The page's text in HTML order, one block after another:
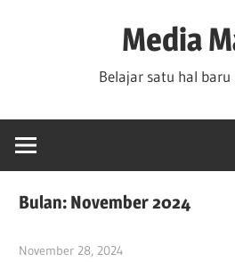
Media
Belajar satu hal baru
Bulan: November 2024
November 28, 2024